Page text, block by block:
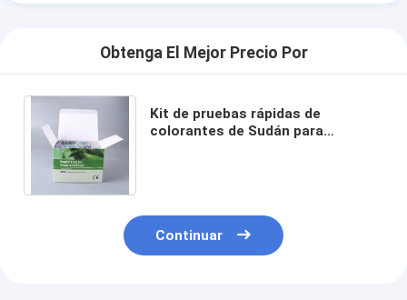
Obtenga El Mejor Precio Por
Kit de pruebas rápidas de
colorantes de Sudán para
Continuar